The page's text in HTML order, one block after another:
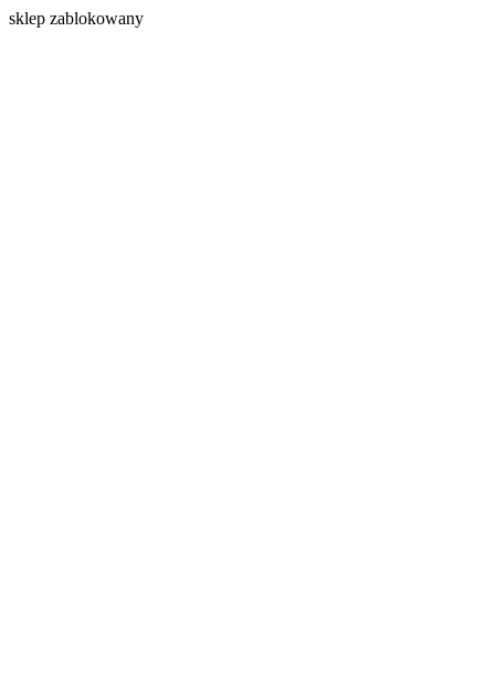
sklep zablokowany